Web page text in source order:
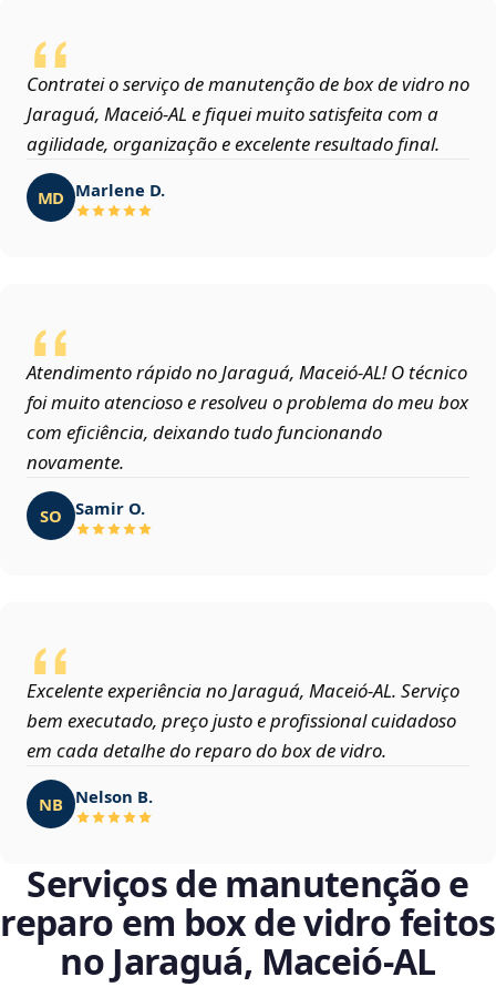
Contratei o serviço de manutenção de box de vidro no
Jaraguá, Maceió‑AL e fiquei muito satisfeita com a
agilidade, organização e excelente resultado final.
MD Marlene D.
Atendimento rápido no Jaraguá, Maceió‑AL! O técnico
foi muito atencioso e resolveu o problema do meu box
com eficiência, deixando tudo funcionando
novamente.
SO Samir O.
Excelente experiência no Jaraguá, Maceió‑AL. Serviço
bem executado, preço justo e profissional cuidadoso
em cada detalhe do reparo do box de vidro.
NB Nelson B.
Serviços de manutenção e
reparo em box de vidro feitos
no Jaraguá, Maceió‑AL